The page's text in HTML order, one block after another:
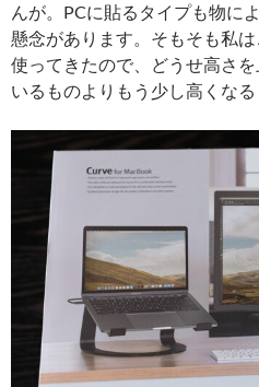
んが。PCに貼るタイプも物に
懸念があります。そもそも私
使ってきたので、どうせ高さ
いるものよりもう少し高くなる